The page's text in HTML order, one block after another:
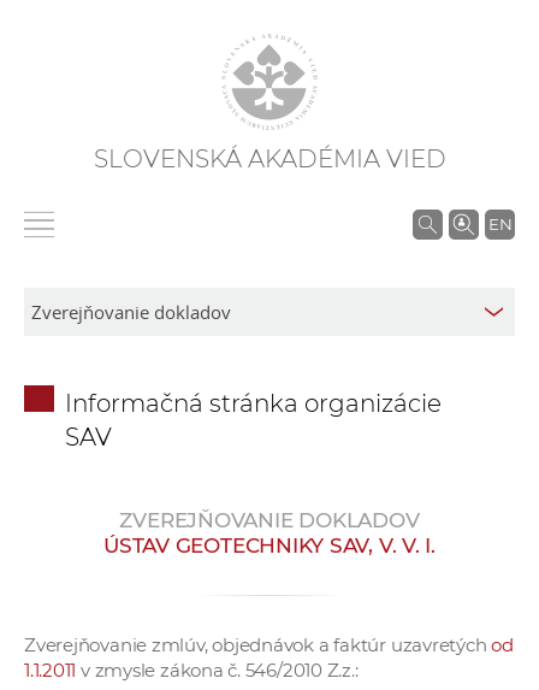
SLOVENSKÁ AKADÉMIA VIED
EN
V
r
Informačná stránka organizácie
SAV
ZVEREJŇOVANIE DOKLADOV
ÚSTAV GEOTECHNIKY SAV, V. V. I.
Zverejňovanie zmlúv, objednávok a faktúr uzavretýchod
1.1.2011 v zmysle zákona č. 546/2010 Z.z.: